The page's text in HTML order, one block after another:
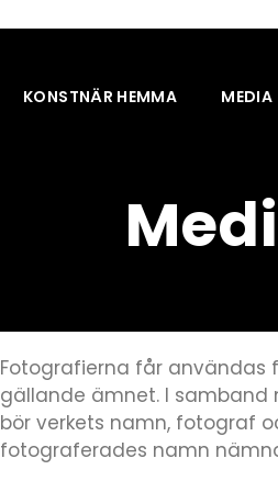
KONSTNÄR HEMMA MEDIA
Fotografierna får användas
gällande ämnet. I
bör verkets namn, fotograf
fotograferades namn